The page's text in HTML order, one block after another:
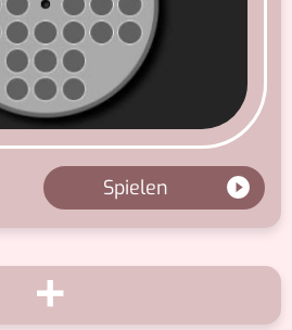
Spielen
+